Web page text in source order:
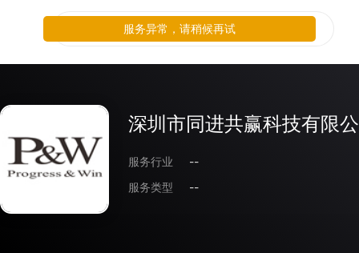
深圳市同进共赢科技有限
服务行业
--
服务类型
--
服务异常，请稍候再试